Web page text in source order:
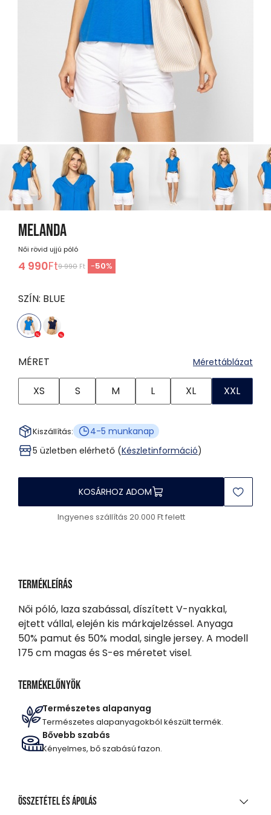
MELANDA
Női rövid ujjú póló
4 990Ft9 990 Ft -50%
SZÍN: BLUE
MÉRET Mérettáblázat
XS S M L XL XXL
Kiszállítás:
4-5 munkanap
5 üzletben elérhető (Készletinformáció)
KOSÁRHOZ ADOM
Ingyenes szállítás 20.000 Ft felett
Termékleírás
Női póló, laza szabással, díszített V-nyakkal,
ejtett vállal, elején kis márkajelzéssel. Anyaga
50% pamut és 50% modal, single jersey. A modell
175 cm magas és S-es méretet visel.
Termékelőnyök
Természetes alapanyag
Természetes alapanyagokból készült termék.
Bővebb szabás
Kényelmes, bő szabású fazon.
Összetétel és ápolás